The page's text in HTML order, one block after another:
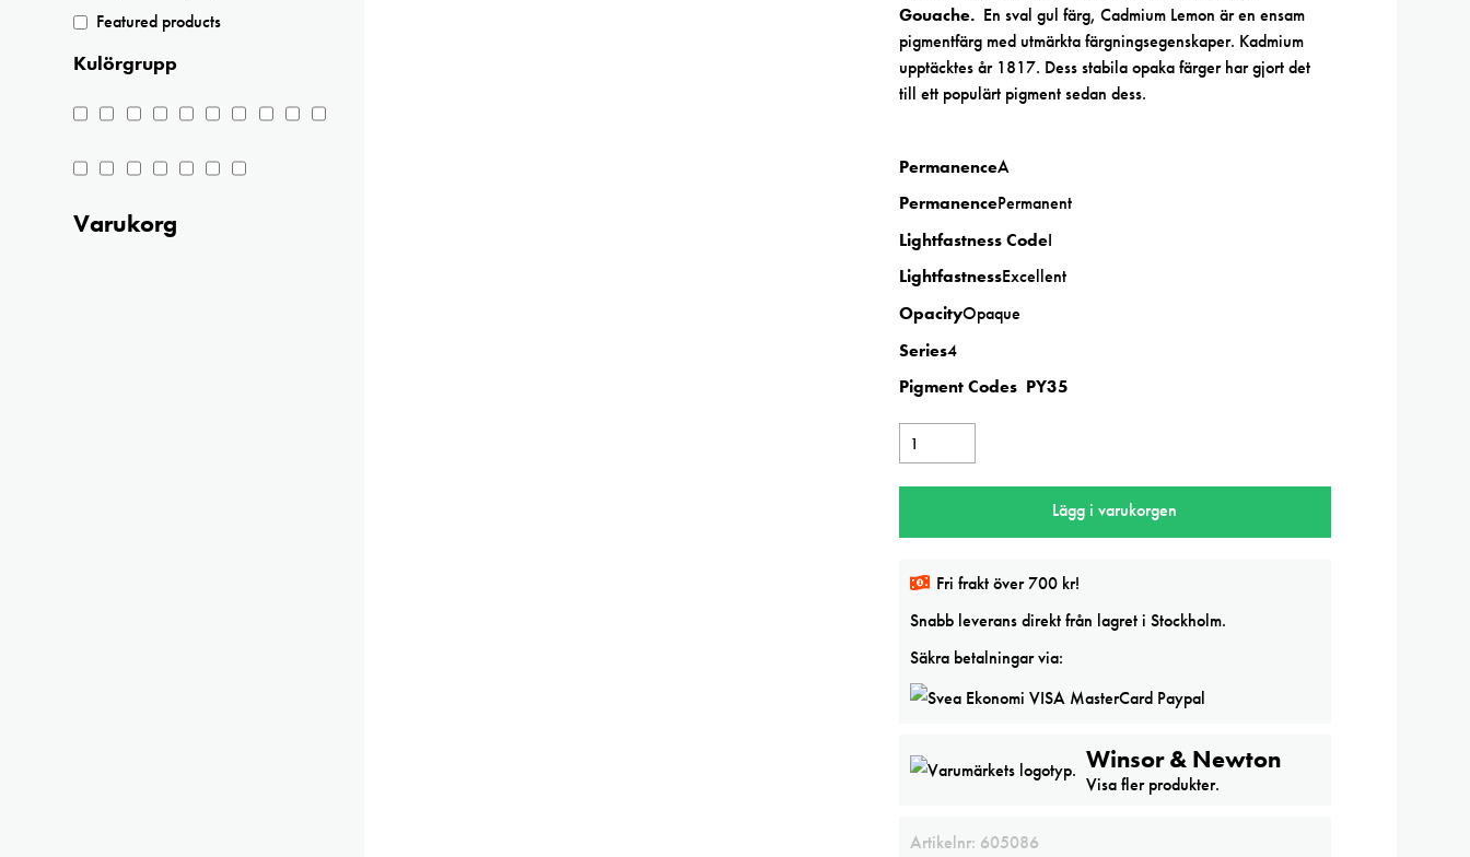
Gouache.En sval gul färg, Cadmium Lemon är en ensam
pigmentfärg med utmärkta färgningsegenskaper. Kadmium
upptäcktes år 1817. Dess stabila opaka färger har gjort det
till ett populärt pigment sedan dess.
PermanenceA
PermanencePermanent
Lightfastness CodeI
LightfastnessExcellent
OpacityOpaque
Series4
Pigment Codes PY35
Winsor
&
Gouache
mängd
Lägg i varukorgen
Fri frakt över 700 kr!
Snabb leverans direkt från lagret i Stockholm.
Säkra betalningar via:
Winsor & Newton
Visa fler produkter.
Artikelnr: 605086
Featured products
Kulörgrupp
Varukorg